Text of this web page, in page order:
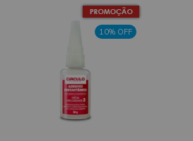
10% OFF